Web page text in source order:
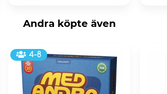
Andra köpte även
4-8